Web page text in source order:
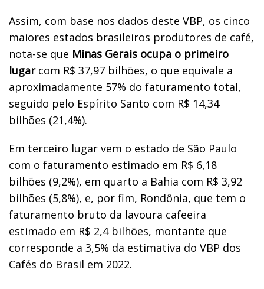
Assim, com base nos dados deste VBP, os cinco
maiores estados brasileiros produtores de café,
nota-se que Minas Gerais ocupa o primeiro
lugarcom R$ 37,97 bilhões, o que equivale a
aproximadamente 57% do faturamento total,
seguido pelo Espírito Santo com R$ 14,34
bilhões (21,4%).
Em terceiro lugar vem o estado de São Paulo
com o faturamento estimado em R$ 6,18
bilhões (9,2%), em quarto a Bahia com R$ 3,92
bilhões (5,8%), e, por fim, Rondônia, que tem o
faturamento bruto da lavoura cafeeira
estimado em R$ 2,4 bilhões, montante que
corresponde a 3,5% da estimativa do VBP dos
Cafés do Brasil em 2022.